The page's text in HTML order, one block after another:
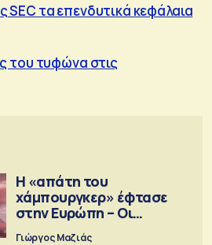
τα επενδυτικά κεφάλαια
του τυφώνα στις
Η «απάτη του
χάμπουργκερ» έφτασε
στην Ευρώπη – Οι
προειδοποιήσεις
Γιώργος Μαζιάς